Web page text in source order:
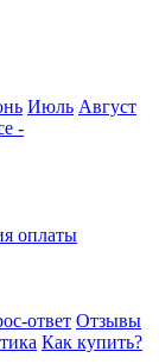
Июль Август
-
оплаты
ответ Отзывы
Как купить?